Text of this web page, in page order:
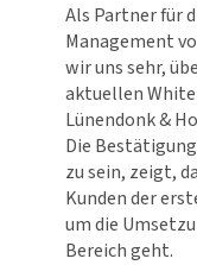
Als Partner für
Management
wir uns sehr,
aktuellen
Lünendonk &
Die
zu sein, zeigt,
Kunden der
um die
Bereich geht.